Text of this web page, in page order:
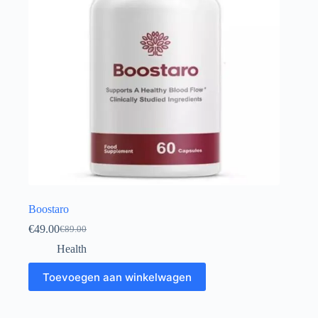
Boostaro
€89.00
Oorspronkelijke
prijs
was:
€89.00.
€49.00Huidige
prijs
is:
€49.00.
Health
Toevoegen aan winkelwagen